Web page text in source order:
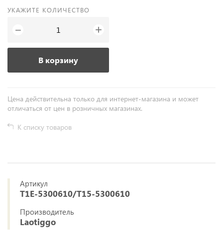
УКАЖИТЕ КОЛИЧЕСТВО
− +
В корзину
Цена действительна только для интернет-магазина и может
отличаться от цен в розничных магазинах.
К списку товаров
Артикул
T1E-5300610/T15-5300610
Производитель
Laotiggo